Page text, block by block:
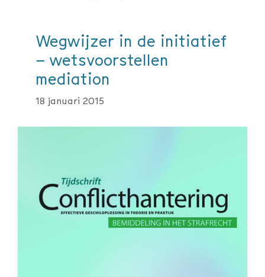
Wegwijzer in de initiatief
– wetsvoorstellen
mediation
18 januari 2015